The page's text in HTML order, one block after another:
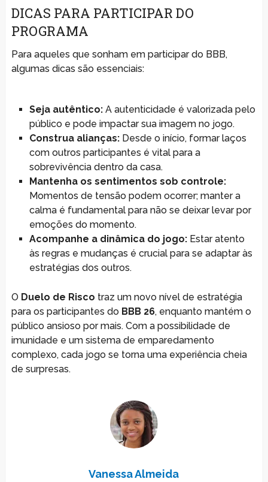
DICAS PARA PARTICIPAR DO
PROGRAMA
Para aqueles que sonham em participar do BBB,
algumas dicas são essenciais:
Seja autêntico:A autenticidade é valorizada pelo
público e pode impactar sua imagem no jogo.
Construa alianças:Desde o início, formar laços
com outros participantes é vital para a
sobrevivência dentro da casa.
Mantenha os sentimentos sob controle:
Momentos de tensão podem ocorrer; manter a
calma é fundamental para não se deixar levar por
emoções do momento.
Acompanhe a dinâmica do jogo:Estar atento
às regras e mudanças é crucial para se adaptar às
estratégias dos outros.
O Duelo de Risco traz um novo nível de estratégia
para os participantes do BBB 26, enquanto mantém o
público ansioso por mais. Com a possibilidade de
imunidade e um sistema de emparedamento
complexo, cada jogo se torna uma experiência cheia
de surpresas.
Vanessa Almeida